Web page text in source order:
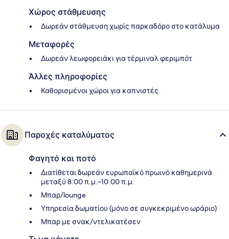
Χώρος στάθμευσης
Δωρεάν στάθμευση χωρίς παρκαδόρο στο κατάλυμα
Μεταφορές
Δωρεάν λεωφορειάκι για τέρμιναλ φεριμπότ
Άλλες πληροφορίες
Καθορισμένοι χώροι για καπνιστές
Παροχές καταλύματος
Φαγητό και ποτό
Διατίθεται δωρεάν ευρωπαϊκό πρωινό καθημερινά
μεταξύ 8:00 π.μ.–10:00 π.μ.
Μπαρ/lounge
Υπηρεσία δωματίου (μόνο σε συγκεκριμένο ωράριο)
Μπαρ με σνακ/ντελικατέσεν